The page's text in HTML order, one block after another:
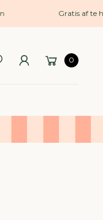
Gratis af te
0